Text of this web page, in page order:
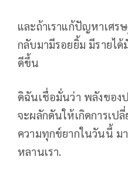
และถ้าเราแก้ปัญหาเศร
กลับมามีรอยยิ้ม มีรายไ
ดีขึ้น
ดิฉันเชื่อมั่นว่า พลังขอ
จะผลักดันให้เกิดการเป
ความทุกข์ยากในวันนี้ ม
หลานเรา.